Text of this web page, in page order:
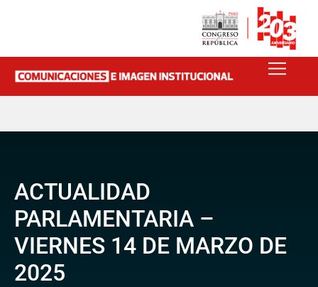
ACTUALIDAD
PARLAMENTARIA –
VIERNES 14 DE MARZO DE
2025